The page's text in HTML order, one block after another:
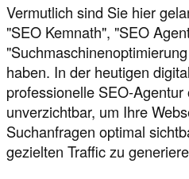
Vermutlich sind Sie hier
"SEO Kemnath", "SEO
haben. In der heutigen
professionelle SEO-
unverzichtbar, um Ihre
Suchanfragen optimal
gezielten Traffic zu